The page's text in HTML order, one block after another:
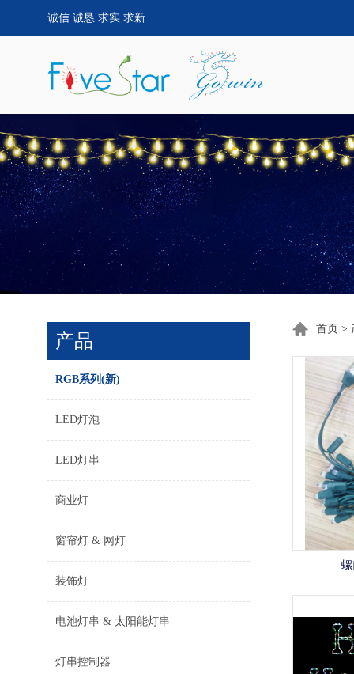
诚信 诚恳 求实 求新
产品
RGB系列(新)
LED灯泡
LED灯串
商业灯
窗帘灯 & 网灯
装饰灯
电池灯串 & 太阳能灯串
灯串控制器
首页 >